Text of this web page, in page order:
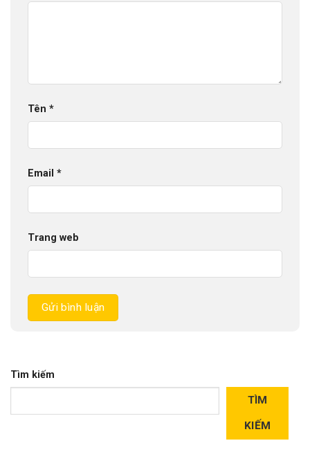
Tên *
Email *
Trang web
Tìm kiếm
TÌM
KIẾM